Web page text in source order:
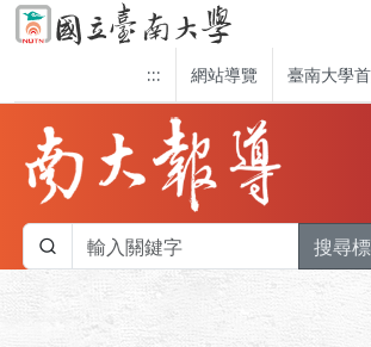
::: 網站導覽 臺南大學
搜尋